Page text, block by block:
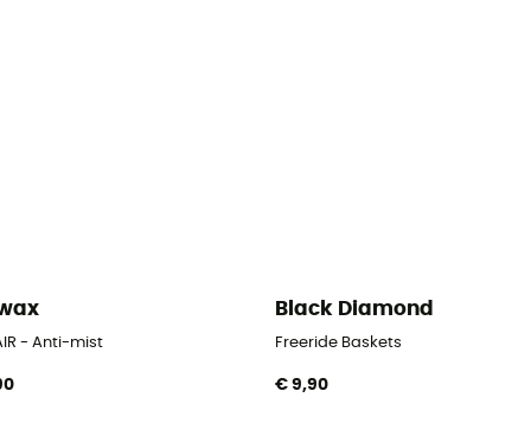
- Anti-mist
Black Diamond
Freeride Baskets
€ 9,90